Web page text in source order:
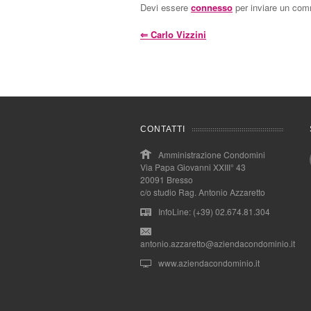
Devi essere connesso per inviare un
⇐ Carlo Vizzini
CONTATTI
Amministrazione Condomini
Via Papa Giovanni XXIII° 43
20091 Bresso
c/o studio Rag. Antonio Azzaretto
InfoLine: (+39) 02.674.81.304
antonio.azzaretto@aziendacondominio.it
www.aziendacondominio.it